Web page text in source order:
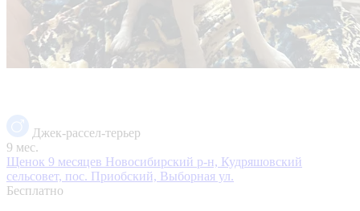
Джек-рассел-терьер
9 мес.
Щенок 9 месяцев Новосибирский р-н, Кудряшовский
сельсовет, пос. Приобский, Выборная ул.
Бесплатно